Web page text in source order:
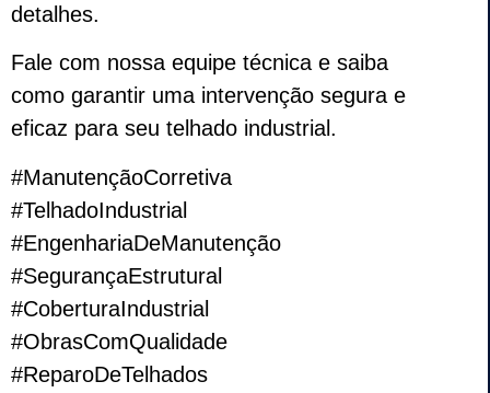
detalhes.
Fale com nossa equipe técnica e saiba
como garantir uma intervenção segura e
eficaz para seu telhado industrial.
#ManutençãoCorretiva
#TelhadoIndustrial
#EngenhariaDeManutenção
#SegurançaEstrutural
#CoberturaIndustrial
#ObrasComQualidade
#ReparoDeTelhados